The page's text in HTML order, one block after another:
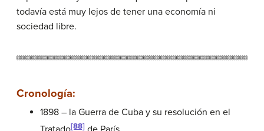
todavía está muy lejos de tener una economía ni
sociedad libre.
Cronología:
1898 – la Guerra de Cuba y su resolución en el
[88]